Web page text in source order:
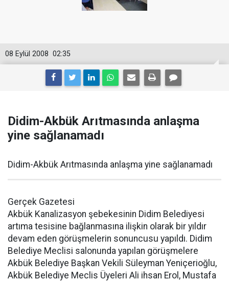
02:35
08 Eylül 2008
Didim-Akbük Arıtmasında anlaşma
yine sağlanamadı
Didim-Akbük Arıtmasında anlaşma yine sağlanamadı
Gerçek Gazetesi
Akbük Kanalizasyon şebekesinin Didim Belediyesi
artıma tesisine bağlanmasına ilişkin olarak bir yıldır
devam eden görüşmelerin sonuncusu yapıldı. Didim
Belediye Meclisi salonunda yapılan görüşmelere
Akbük Belediye Başkan Vekili Süleyman Yeniçerioğlu,
Akbük Belediye Meclis Üyeleri Ali ihsan Erol, Mustafa